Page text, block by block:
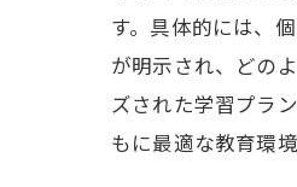
す。具体的には、
が明示され、どの
ズされた学習プラ
もに最適な教育環